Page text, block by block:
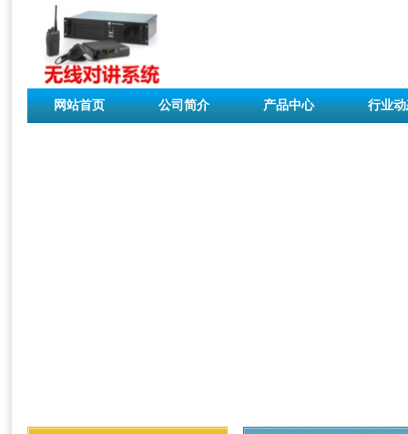
网站首页 公司简介 产品中心 行业